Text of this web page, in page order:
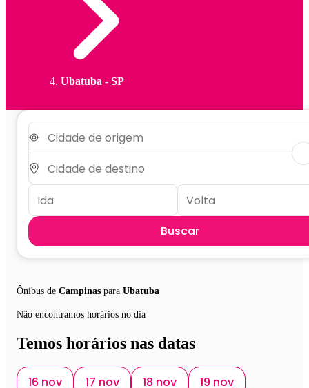
Ubatuba - SP
Buscar
Ônibus de Campinas para Ubatuba
Não encontramos horários no dia
Temos horários nas datas
16 nov 17 nov 18 nov 19 nov